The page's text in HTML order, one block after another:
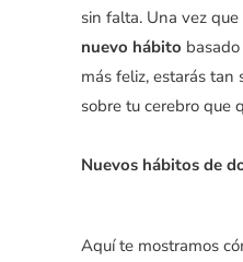
sin falta. Una vez
nuevo hábito
más feliz, estarás tan
sobre tu cerebro que
Nuevos hábitos de
Aquí te mostramos